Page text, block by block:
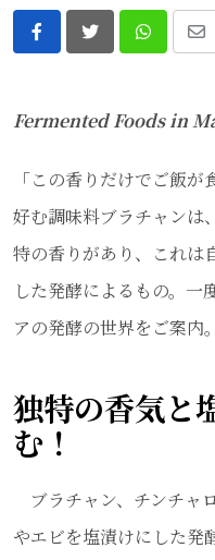
Fermented Foods in
「この香りだけでご飯
好む調味料ブラチャンは
特の香りがあり、これは
した発酵によるもの。一
アの発酵の世界をご案内。
独特の香気と
む！
ブラチャン、チンチャ
やエビを塩漬けにした発